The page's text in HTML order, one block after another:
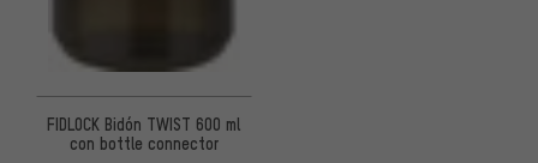
FIDLOCK Bidón TWIST 600 ml
con bottle connector